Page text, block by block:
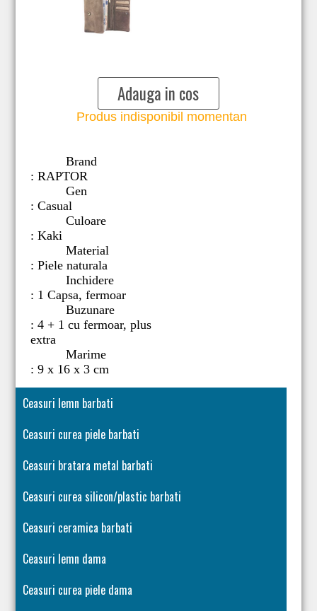
Adauga in cos
Produs indisponibil momentan
Brand
: RAPTOR
Gen
: Casual
Culoare
: Kaki
Material
: Piele naturala
Inchidere
: 1 Capsa, fermoar
Buzunare
: 4 + 1 cu fermoar, plus
extra
Marime
: 9 x 16 x 3 cm
Ceasuri lemn barbati
Ceasuri curea piele barbati
Ceasuri bratara metal barbati
Ceasuri curea silicon/plastic barbati
Ceasuri ceramica barbati
Ceasuri lemn dama
Ceasuri curea piele dama